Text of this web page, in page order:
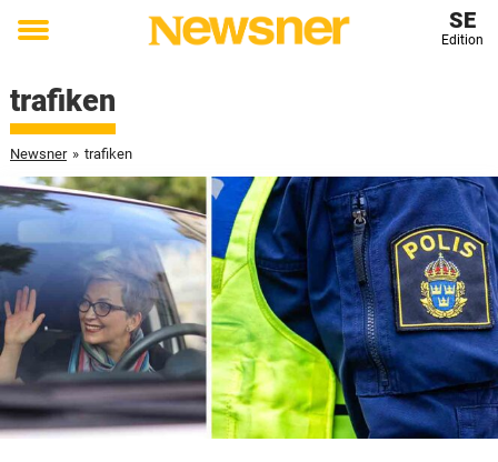
Toggle
SE
Edition
trafiken
Newsner » trafiken